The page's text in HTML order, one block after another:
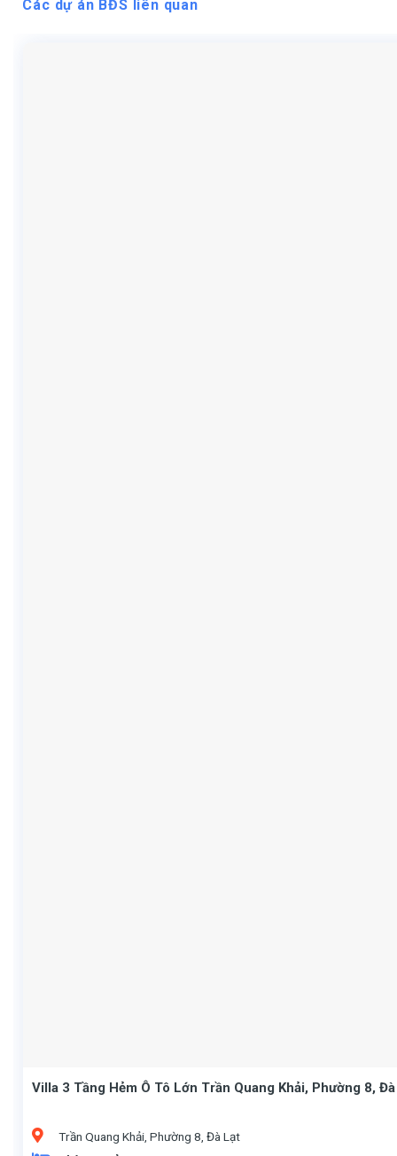
Các dự án BĐS liên quan
Villa 3 Tầng Hẻm Ô Tô Lớn Trần Quang Khải, Phường 8,
Trần Quang Khải, Phường 8, Đà Lạt